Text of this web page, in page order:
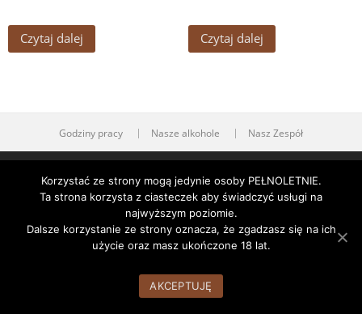
Czytaj dalej Czytaj dalej
Godziny pracy Nasze alkohole Nasz Zespół
Korzystać ze strony mogą jedynie osoby PEŁNOLETNIE.
Ta strona korzysta z ciasteczek aby świadczyć usługi na
najwyższym poziomie.
Dalsze korzystanie ze strony oznacza, że zgadzasz się na ich
użycie oraz masz ukończone 18 lat.
AKCEPTUJĘ